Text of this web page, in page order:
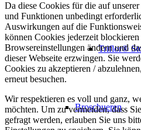
Triflor®
Broschueren
Da diese Cookies für die auf
und Funktionen unbedingt
Auswirkungen auf die
können Cookies jederzeit
Browsereinstellungen ändern und
dieser Webseite erzwingen. Sie
Cookies zu akzeptieren /
erneut besuchen.
Wir respektieren es voll und ganz,
möchten. Um zu vermeiden, dass
gefragt werden, erlauben Sie uns